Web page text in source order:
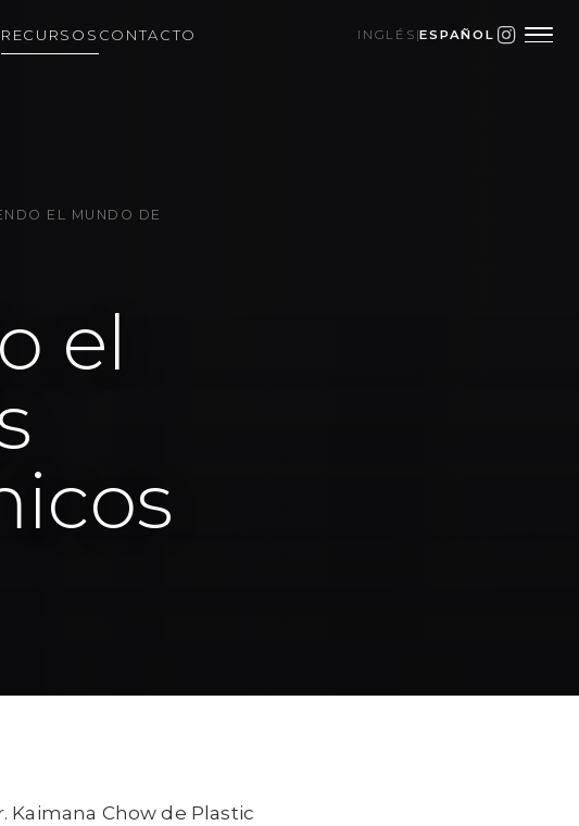
RECURSOS CONTACTO INGLÉS |ESPAÑOL
EL MUNDO DE
el
Chow de Plastic